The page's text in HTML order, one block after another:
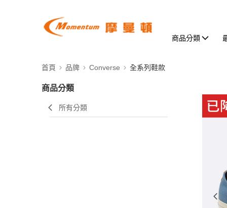
商品分類
首頁 品牌 Converse 全系列鞋款
商品分類
所有分類